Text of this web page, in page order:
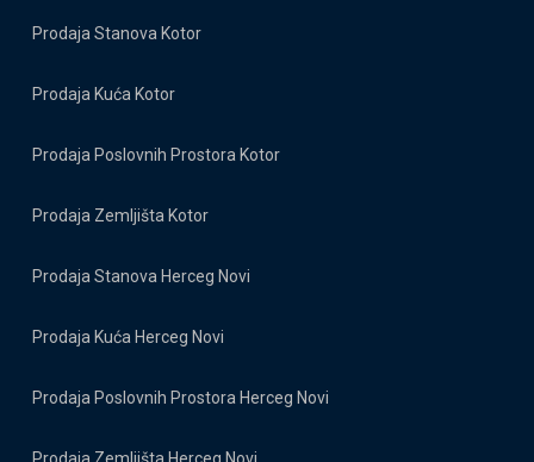
Prodaja Stanova Kotor
Prodaja Kuća Kotor
Prodaja Poslovnih Prostora Kotor
Prodaja Zemljišta Kotor
Prodaja Stanova Herceg Novi
Prodaja Kuća Herceg Novi
Prodaja Poslovnih Prostora Herceg Novi